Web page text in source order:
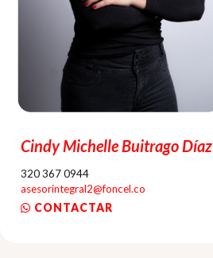
Cindy Michelle Buitrago Díaz
320 367 0944
asesorintegral2@foncel.co
CONTACTAR